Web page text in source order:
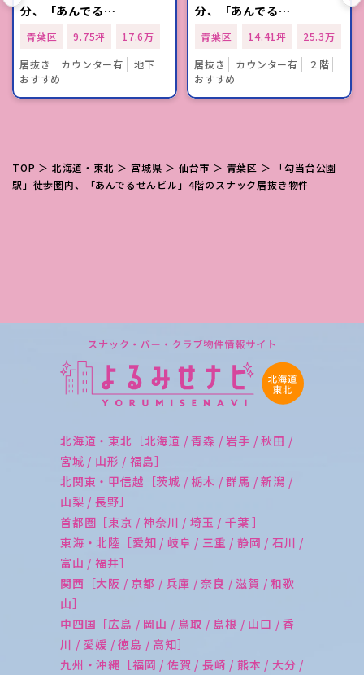
分、「あんでる…
青葉区 9.75坪
17.6万
居抜き
カウンター有
地下
おすすめ
分、「あんでる…
青葉区 14.41坪
25.3万
居抜き
カウンター有
２階
おすすめ
TOP ＞ 北海道・東北 ＞ 宮城県 ＞ 仙台市 ＞ 青葉区 ＞ 「勾当台公園
駅」徒歩圏内、「あんでるせんビル」4階のスナック居抜き物件
北海道・東北［北海道 / 青森 / 岩手 / 秋田 /
宮城 / 山形 / 福島］
北関東・甲信越［茨城 / 栃木 / 群馬 / 新潟 /
山梨 / 長野］
首都圏［東京 / 神奈川 / 埼玉 / 千葉 ］
東海・北陸［愛知 / 岐阜 / 三重 / 静岡 / 石川 /
富山 / 福井］
関西［大阪 / 京都 / 兵庫 / 奈良 / 滋賀 / 和歌
山］
中四国［広島 / 岡山 / 鳥取 / 島根 / 山口 / 香
川 / 愛媛 / 徳島 / 高知］
九州・沖縄［福岡 / 佐賀 / 長崎 / 熊本 / 大分 /